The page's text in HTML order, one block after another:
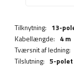
Tilknytning: 13-
Kabellængde: 4 m
Tværsnit af ledning:
Tilslutning: 5-